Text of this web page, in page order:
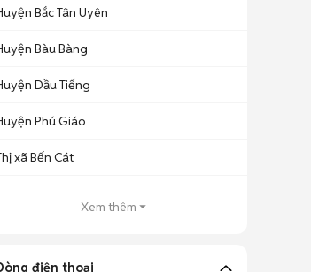
Bắc Tân Uyên
Bàu Bàng
Dầu Tiếng
Phú Giáo
xã Bến Cát
Xem thêm
điện thoại